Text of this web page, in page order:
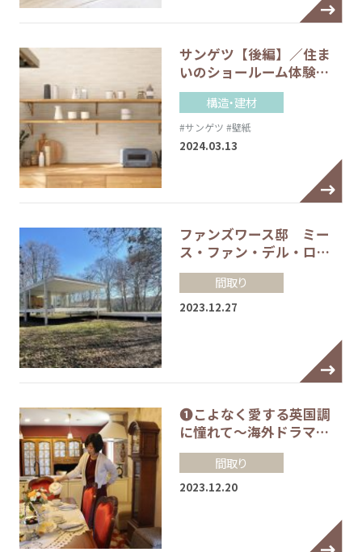
サンゲツ【後編】／住ま
いのショールーム体験…
構造・建材
#サンゲツ #壁紙
2024.03.13
ファンズワース邸 ミー
ス・ファン・デル・ロ…
間取り
2023.12.27
❶こよなく愛する英国調
に憧れて～海外ドラマ…
間取り
2023.12.20